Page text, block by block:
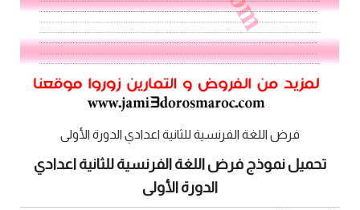
فرض اللغة الفرنسية للثانية اعدادي الدورة الأولى
تحميل نموذج فرض اللغة الفرنسية للثانية اعدادي
الدورة الأولى